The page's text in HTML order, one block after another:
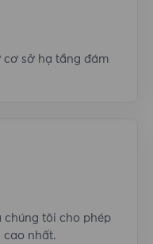
cơ sở hạ tầng đám
chúng tôi cho phép
cao nhất.